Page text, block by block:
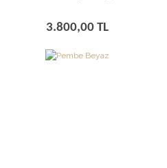
3.800,00 TL